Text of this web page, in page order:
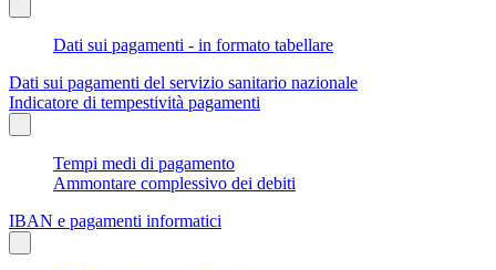
Dati sui pagamenti - in formato tabellare
Dati sui pagamenti del servizio sanitario nazionale
Indicatore di tempestività pagamenti
Tempi medi di pagamento
Ammontare complessivo dei debiti
IBAN e pagamenti informatici